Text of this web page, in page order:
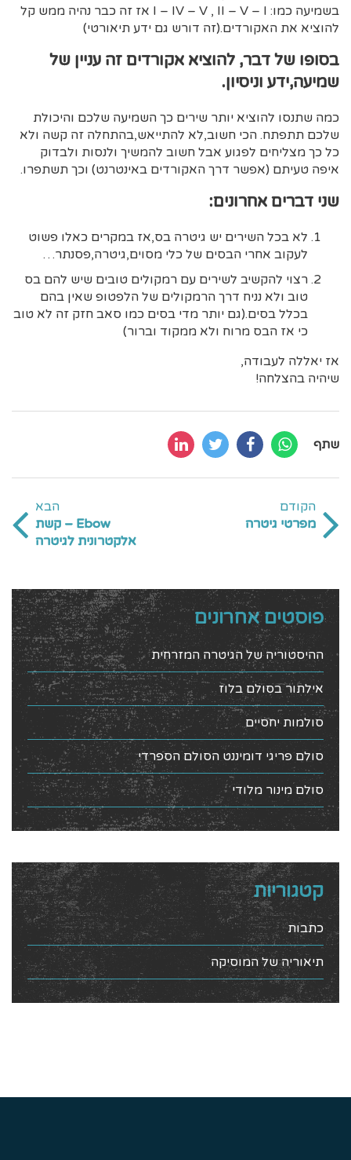
בשמיעה כמו: I – IV – V , II – V – I אז זה כבר נהיה ממש קל
להוציא את האקורדים.(זה דורש גם ידע תיאורטי)
בסופו של דבר, להוציא אקורדים זה עניין של
שמיעה,ידע וניסיון.
כמה שתנסו להוציא יותר שירים כך השמיעה שלכם והיכולת
שלכם תתפתח. הכי חשוב,לא להתייאש,בהתחלה זה קשה ולא
כל כך מצליחים לפגוע אבל חשוב להמשיך ולנסות ולבדוק
איפה טעיתם (אפשר דרך האקורדים באינטרנט) וכך תשתפרו.
שני דברים אחרונים:
לא בכל השירים יש גיטרה בס,אז במקרים כאלו פשוט
לעקוב אחרי הבסים של כלי מסוים,גיטרה,פסנתר…
רצוי להקשיב לשירים עם רמקולים טובים שיש להם בס
טוב ולא נניח דרך הרמקולים של הלפטופ שאין בהם
בכלל בסים.(גם יותר מדי בסים כמו סאב חזק זה לא טוב
כי אז הבס מרוח ולא ממקוד וברור)
אז יאללה לעבודה,
שיהיה בהצלחה!
שתף
הקודם
מפרטי גיטרה
הבא
Ebow – קשת
אלקטרונית לגיטרה
פוסטים אחרונים
ההיסטוריה של הגיטרה המזרחית
אילתור בסולם בלוז
סולמות יחסיים
סולם פריגי דומיננט הסולם הספרדי
סולם מינור מלודי
קטגוריות
כתבות
תיאוריה של המוסיקה